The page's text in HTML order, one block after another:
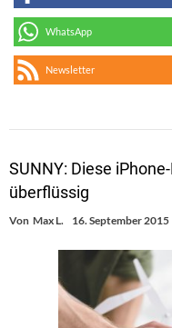
WhatsApp
Newsletter
SUNNY: Diese
überflüssig
Von Max L. 16. September 2015